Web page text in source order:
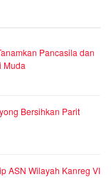
Pancasila dan
Muda
Bersihkan Parit
ASN Wilayah Kanreg VI